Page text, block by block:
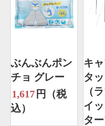
ぶんぶんポン
チョ グレー
1,617 円（税
込）
キ
タ
（
イ
タ